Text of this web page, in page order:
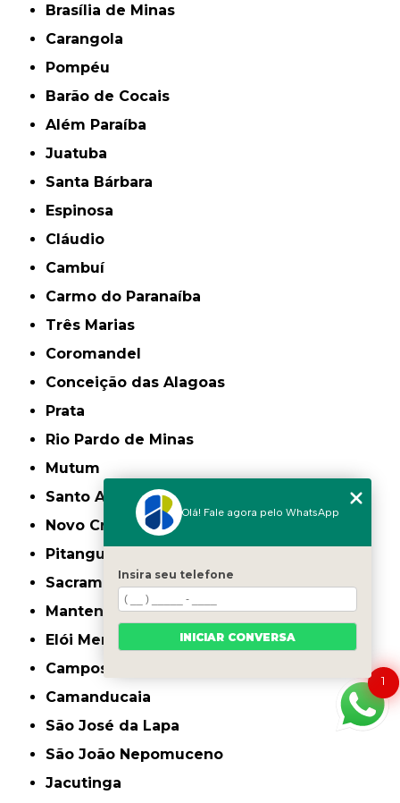
Brasília de Minas
Carangola
Pompéu
Barão de Cocais
Além Paraíba
Juatuba
Santa Bárbara
Espinosa
Cláudio
Cambuí
Carmo do Paranaíba
Três Marias
Coromandel
Conceição das Alagoas
Prata
Rio Pardo de Minas
Mutum
Santo Antônio do Monte
Novo Cruzeiro
Pitangui
Sacramento
Mantena
Elói Mendes
Campos Gerais
Camanducaia
São José da Lapa
São João Nepomuceno
Jacutinga
1
Olá! Fale agora pelo WhatsApp
Insira seu telefone
INICIAR CONVERSA